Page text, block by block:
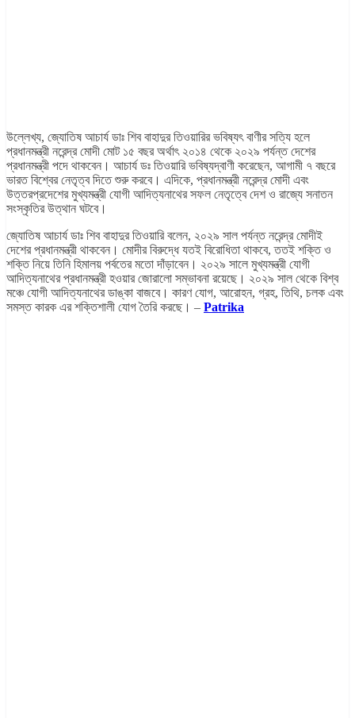
উল্লেখ্য, জ্যোতিষ আচার্য ডাঃ শিব বাহাদুর তিওয়ারির ভবিষ্যৎ বাণীর সত্যি হলে
প্রধানমন্ত্রী নরেন্দ্র মোদী মোট ১৫ বছর অর্থাৎ ২০১৪ থেকে ২০২৯ পর্যন্ত দেশের
প্রধানমন্ত্রী পদে থাকবেন। আচার্য ডঃ তিওয়ারি ভবিষ্যদ্বাণী করেছেন, আগামী ৭ বছরে
ভারত বিশ্বের নেতৃত্ব দিতে শুরু করবে। এদিকে, প্রধানমন্ত্রী নরেন্দ্র মোদী এবং
উত্তরপ্রদেশের মুখ্যমন্ত্রী যোগী আদিত্যনাথের সফল নেতৃত্বে দেশ ও রাজ্যে সনাতন
সংস্কৃতির উত্থান ঘটবে।
জ্যোতিষ আচার্য ডাঃ শিব বাহাদুর তিওয়ারি বলেন, ২০২৯ সাল পর্যন্ত নরেন্দ্র মোদীই
দেশের প্রধানমন্ত্রী থাকবেন। মোদীর বিরুদ্ধে যতই বিরোধিতা থাকবে, ততই শক্তি ও
শক্তি নিয়ে তিনি হিমালয় পর্বতের মতো দাঁড়াবেন। ২০২৯ সালে মুখ্যমন্ত্রী যোগী
আদিত্যনাথের প্রধানমন্ত্রী হওয়ার জোরালো সম্ভাবনা রয়েছে। ২০২৯ সাল থেকে বিশ্ব
মঞ্চে যোগী আদিত্যনাথের ডাঙ্কা বাজবে। কারণ যোগ, আরোহন, গ্রহ, তিথি, চলক এবং
সমস্ত কারক এর শক্তিশালী যোগ তৈরি করছে। – Patrika